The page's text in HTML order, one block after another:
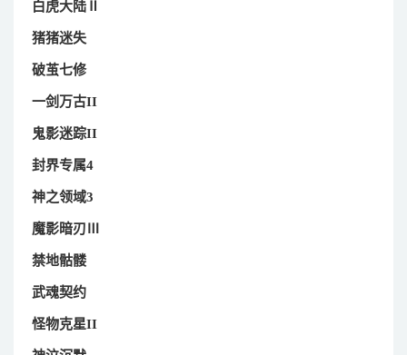
白虎大陆Ⅱ
猪猪迷失
破茧七修
一剑万古II
鬼影迷踪II
封界专属4
神之领域3
魔影暗刃Ⅲ
禁地骷髅
武魂契约
怪物克星II